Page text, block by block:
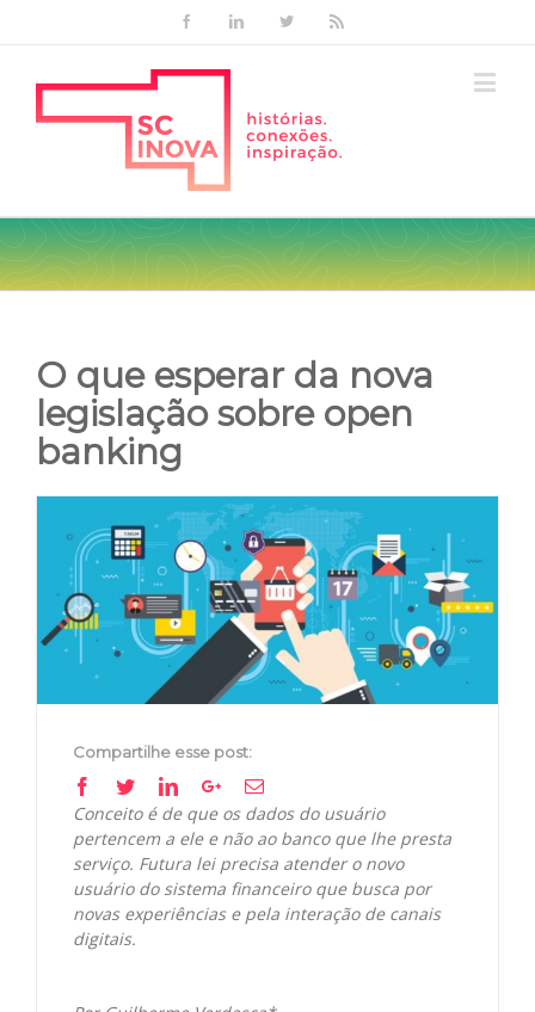
FacebookLinkedinTwitter
O que esperar da nova
legislação sobre open
banking
Larger
Image
Compartilhe esse post:
Facebook
TwitterLinkedinGoogle+Email
Conceito é de que os dados do usuário
pertencem a ele e não ao banco que lhe presta
serviço. Futura lei precisa atender o novo
usuário do sistema financeiro que busca por
novas experiências e pela interação de canais
digitais.